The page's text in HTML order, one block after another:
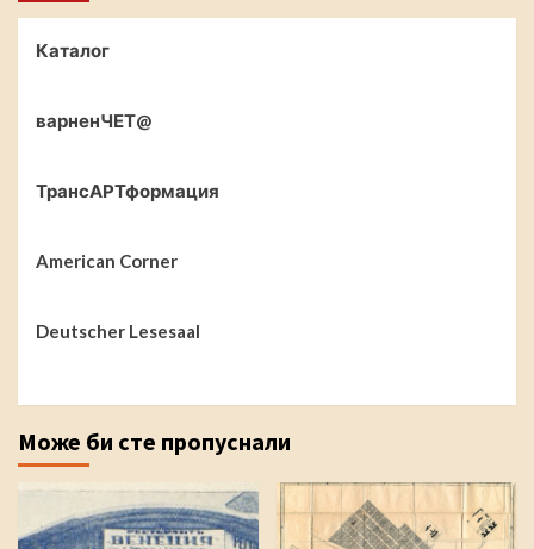
Каталог
варненЧЕТ@
ТрансАРТформация
American Corner
Deutscher Lesesaal
Може би сте пропуснали